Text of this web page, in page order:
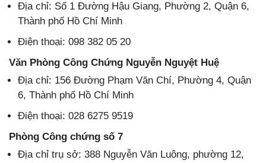
Địa chỉ: Số 1 Đường Hậu Giang, Phường 2, Quận 6,
Thành phố Hồ Chí Minh
Điện thoại: 098 382 05 20
Văn Phòng Công Chứng Nguyễn Nguyệt Huệ
Địa chỉ: 156 Đường Phạm Văn Chí, Phường 4, Quận
6, Thành phố Hồ Chí Minh
Điện thoại: 028 6275 9519
Phòng Công chứng số 7
Địa chỉ trụ sở: 388 Nguyễn Văn Luông, phường 12,